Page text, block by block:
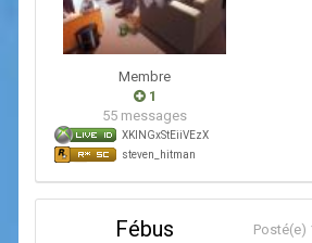
Membre
1
55 messages
XKINGxStEiiVEzX
steven_hitman
Fébus Posté(e)